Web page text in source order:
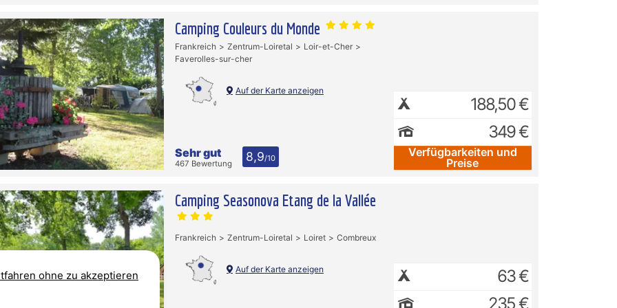
Camping Couleurs du Monde
Frankreich Zentrum-Loiretal
Loir-et-Cher
Faverolles-sur-cher
Auf der Karte anzeigen
Sehr gut
467 Bewertung 8,9/10
188,50 €
349 €
Verfügbarkeiten und
Preise
Camping Seasonova Etang de la Vallée
Frankreich Zentrum-Loiretal Loiret Combreux
Auf der Karte anzeigen
63 €
235 €
ohne zu akzeptieren